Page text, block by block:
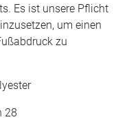
Es ist unsere Pflicht
um einen
zu
28